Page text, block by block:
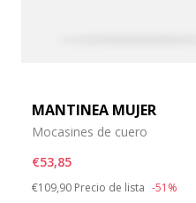
MANTINEA MUJER
Mocasines de cuero
€53,85
Price reduced from
€109,90 to
Precio de lista -51%